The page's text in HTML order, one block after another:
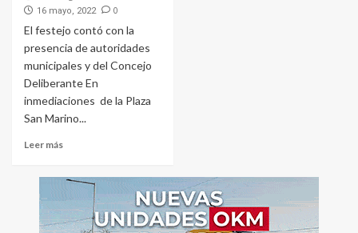
16 mayo, 2022 0
El festejo contó con la
presencia de autoridades
municipales y del Concejo
Deliberante En
inmediaciones de la Plaza
San Marino...
Leer más